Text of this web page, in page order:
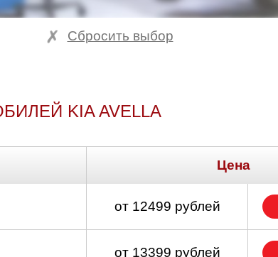
Сбросить выбор
KIA AVELLA
Цена
от 12499 рублей
от 13399 рублей